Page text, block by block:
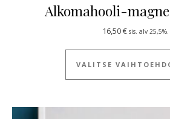
Alkomahooli-
16,50€ sis. alv 25,5%.
VALITSE